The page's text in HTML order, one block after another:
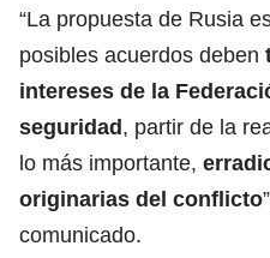
“La propuesta de Rusia
posibles acuerdos deben
intereses de la
seguridad, partir de la
lo más importante,
originarias del conflicto
comunicado.